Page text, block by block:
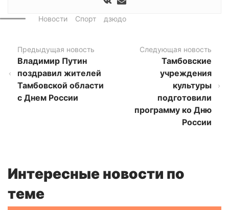
Новости Спорт дзюдо
Предыдущая новость
Владимир Путин
поздравил жителей
Тамбовской области
с Днем России
Следующая новость
Тамбовские
учреждения
культуры
подготовили
программу ко Дню
России
Интересные новости по
теме